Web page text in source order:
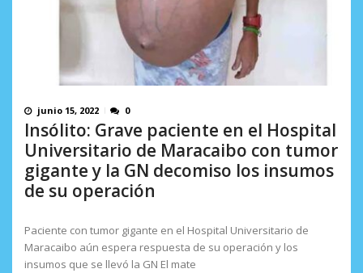
junio 15, 2022 0
Insólito: Grave paciente en el Hospital
Universitario de Maracaibo con tumor
gigante y la GN decomiso los insumos
de su operación
Paciente con tumor gigante en el Hospital Universitario de
Maracaibo aún espera respuesta de su operación y los
insumos que se llevó la GN El mate